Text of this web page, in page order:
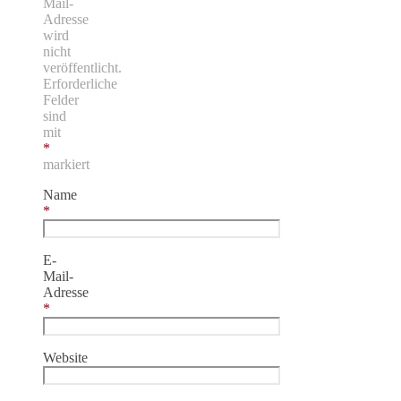
Mail-
Adresse
wird
nicht
veröffentlicht.
Erforderliche
Felder
sind
mit
*
markiert
Name
*
E-
Mail-
Adresse
*
Website